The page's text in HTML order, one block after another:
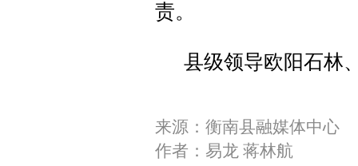
责。
县级领导欧阳石林
来源：衡南县融媒体中心
作者：易龙 蒋林航